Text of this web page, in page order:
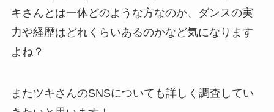
キさんとは一体どのような方なのか、ダンスの実
力や経歴はどれくらいあるのかなど気になります
よね？
またツキさんのSNSについても詳しく調査してい